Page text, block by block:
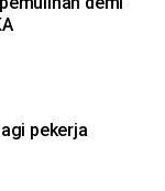
pekerja